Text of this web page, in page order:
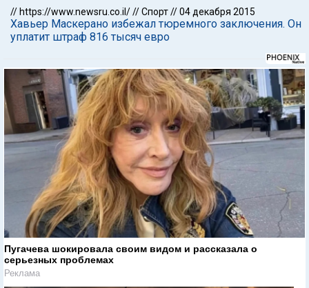
// https://www.newsru.co.il///Спорт//04 декабря 2015
Хавьер Маскерано избежал тюремного заключения. Он
уплатит штраф 816 тысяч евро
Пугачева шокировала своим видом и рассказала о
серьезных проблемах
Реклама